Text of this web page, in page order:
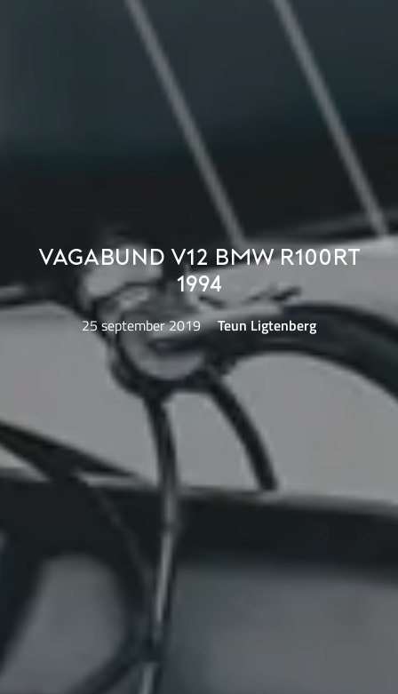
Vagabund V12 BMW R100RT
1994
25 september 2019 Teun Ligtenberg